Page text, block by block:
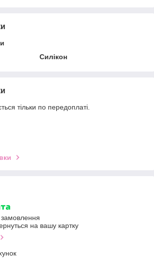
Силікон
тільки по передоплаті.
на вашу картку